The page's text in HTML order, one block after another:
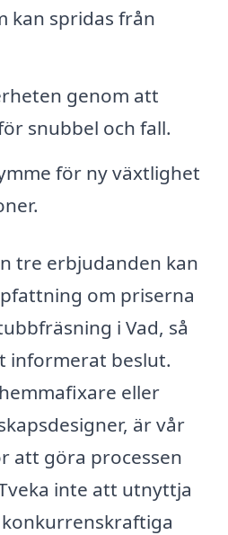
kan spridas från
genom att
snubbel och fall.
för ny växtlighet
tre erbjudanden kan
om priserna
i Vad, så
informerat beslut.
eller
är vår
att göra processen
inte att utnyttja